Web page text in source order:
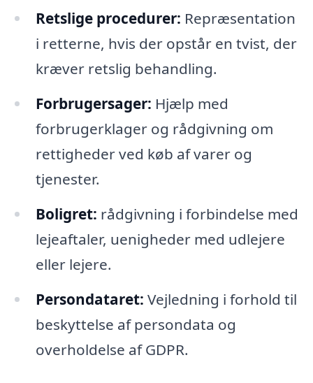
Retslige procedurer: Repræsentation
i retterne, hvis der opstår en tvist, der
kræver retslig behandling.
Forbrugersager: Hjælp med
forbrugerklager og rådgivning om
rettigheder ved køb af varer og
tjenester.
Boligret: rådgivning i forbindelse med
lejeaftaler, uenigheder med udlejere
eller lejere.
Persondataret: Vejledning i forhold til
beskyttelse af persondata og
overholdelse af GDPR.